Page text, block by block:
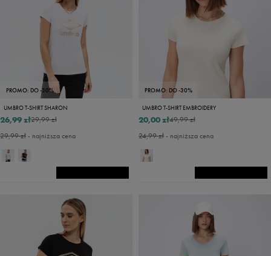
PROMO: DO -30%
UMBRO T-SHIRT SHARON
29,99 zł
26,99 zł
29,99 zł- najniższa cena
PROMO: DO -30%
UMBRO T-SHIRT EMBROIDERY
49,99 zł
20,00 zł
24,99 zł- najniższa cena